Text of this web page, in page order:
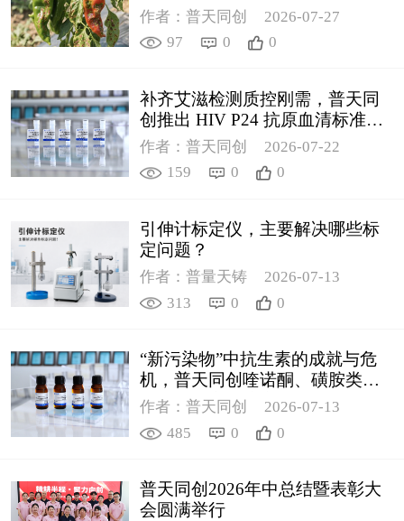
作者：普天同创
2026-07-27
97
0 0
补齐艾滋检测质控刚需，普天同
创推出 HIV P24 抗原血清标准物
质
作者：普天同创
2026-07-22
159
0 0
引伸计标定仪，主要解决哪些标
定问题？
作者：普量天铸
2026-07-13
313
0 0
“新污染物”中抗生素的成就与危
机，普天同创喹诺酮、磺胺类质
控新品筑牢环境安全防线
作者：普天同创
2026-07-13
485
0 0
普天同创2026年中总结暨表彰大
会圆满举行